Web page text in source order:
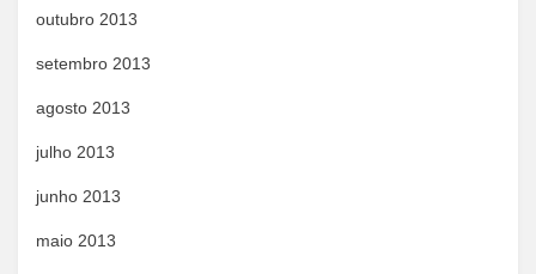
outubro 2013
setembro 2013
agosto 2013
julho 2013
junho 2013
maio 2013